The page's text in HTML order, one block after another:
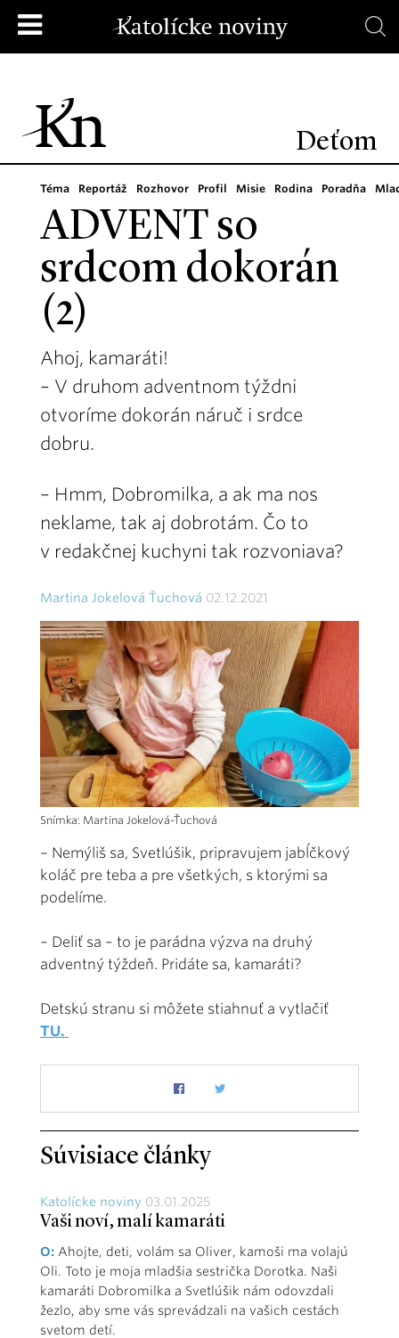
Deťom
Téma Reportáž Rozhovor Profil Misie Rodina Poradňa
ADVENT so
srdcom dokorán
(2)
Ahoj, kamaráti!
– V druhom adventnom týždni
otvoríme dokorán náruč i srdce
dobru.
– Hmm, Dobromilka, a ak ma nos
neklame, tak aj dobrotám. Čo to
v redakčnej kuchyni tak rozvoniava?
Martina Jokelová Ťuchová 02.12.2021
Snímka: Martina Jokelová-Ťuchová
– Nemýliš sa, Svetlúšik, pripravujem jabĺčkový
koláč pre teba a pre všetkých, s ktorými sa
podelíme.
– Deliť sa – to je parádna výzva na druhý
adventný týždeň. Pridáte sa, kamaráti?
Detskú stranu si môžete stiahnuť a vytlačiť
TU.
Súvisiace články
Katolícke noviny 03.01.2025
Vaši noví, malí kamaráti
O: Ahojte, deti, volám sa Oliver, kamoši ma volajú
Oli. Toto je moja mladšia sestrička Dorotka. Naši
kamaráti Dobromilka a Svetlúšik nám odovzdali
žezlo, aby sme vás sprevádzali na vašich cestách
svetom detí.